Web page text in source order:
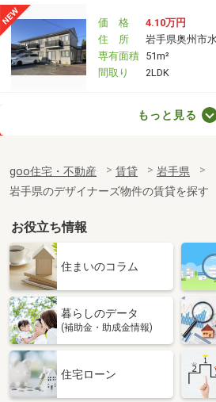
価 格
4.10万円
住 所
岩手県奥州市
専有面積 51m²
間取り
2LDK
岩手県盛岡市津志田中央１
専有面積
42m²
間取り
1LDK
岩手県奥州市水沢字北栗林
価 格
4.90万円
岩手県奥州市
専有面積 57.02m²
間取り
岩手県奥州市胆沢小山字北笹森
もっと見る
goo住宅・不動産 賃貸
岩手県
岩手県のデザイナーズ物件の賃貸を探す
お役立ち情報
住まいのコラム
暮らしのデータ
(補助金・助成金情報)
住宅ローン